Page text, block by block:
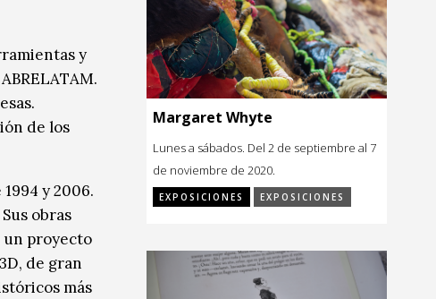
y
de los
y 2006.
obras
un proyecto
de gran
más
Margaret Whyte
Lunes a sábados. Del 2 de septiembre al 7
de noviembre de 2020.
EXPOSICIONES EXPOSICIONES